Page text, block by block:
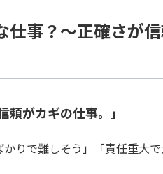
仕事？～正確さが
頼がカギの仕事。」
かりで難しそう」「責任重大